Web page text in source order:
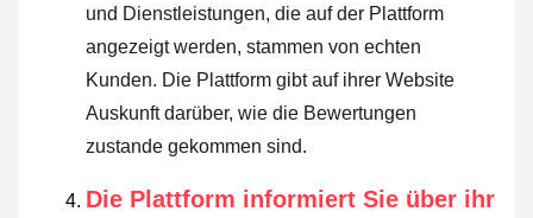
und Dienstleistungen, die auf der Plattform
angezeigt werden, stammen von echten
Kunden. Die Plattform gibt auf ihrer Website
Auskunft darüber, wie die Bewertungen
zustande gekommen sind.
Die Plattform informiert Sie über ihr